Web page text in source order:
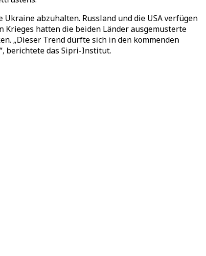
abzuhalten. Russland und die USA verfügen
Krieges hatten die beiden Länder ausgemusterte
„Dieser Trend dürfte sich in den kommenden
“, berichtete das Sipri-Institut.